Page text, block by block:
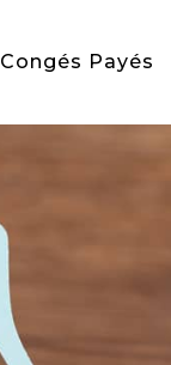
Congés Payés